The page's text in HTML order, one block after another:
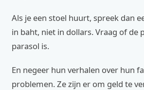
Als je een stoel huurt, spreek dan
in baht, niet in dollars. Vraag of de
parasol is.
En negeer hun verhalen over hun
problemen. Ze zijn er om geld te